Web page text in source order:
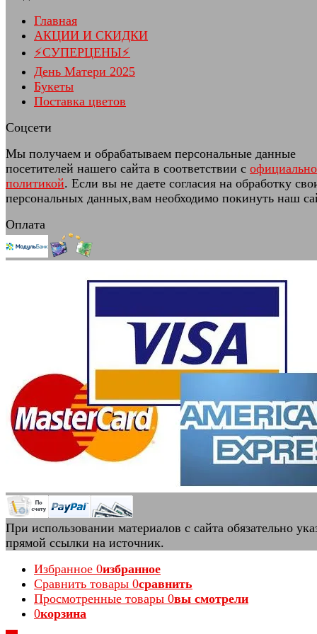
Главная
АКЦИИ И СКИДКИ
⚡СУПЕРЦЕНЫ⚡
День Матери 2025
Букеты
Поставка цветов
Соцсети
Мы получаем и обрабатываем персональные данные
посетителей нашего сайта в соответствии с
политикой. Если вы не даете согласия на обработку
персональных данных,вам необходимо покинуть наш
Оплата
При использовании материалов с сайта обязательно
прямой ссылки на источник.
Избранное 0избранное
Сравнить товары 0сравнить
Просмотренные товары 0вы смотрели
0корзина